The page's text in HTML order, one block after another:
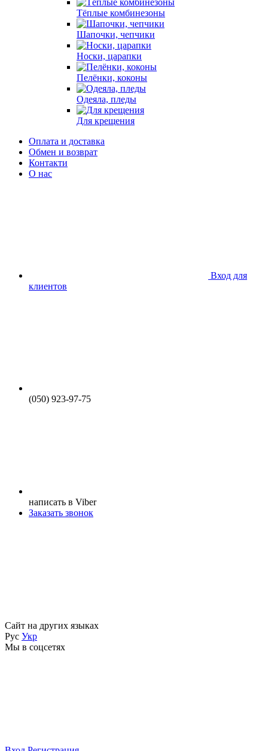
Тёплые комбинезоны
Шапочки, чепчики
Носки, царапки
Пелёнки, коконы
Одеяла, пледы
Для крещения
Оплата и доставка
Обмен и возврат
Контакти
О нас
Вход для
клиентов
(050) 923-97-75
написать в Viber
Заказать звонок
Сайт на других языках
Рус Укр
Мы в соцсетях